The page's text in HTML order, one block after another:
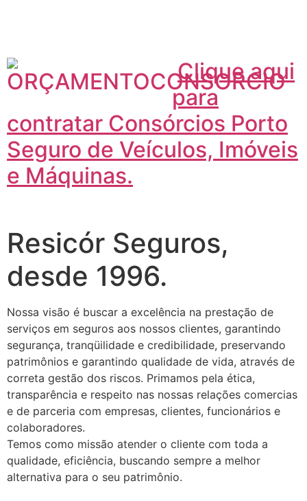
Clique aqui
para
contratar Consórcios Porto
Seguro de Veículos, Imóveis
e Máquinas.
Resicór Seguros,
desde 1996.
Nossa visão é buscar a excelência na prestação de
serviços em seguros aos nossos clientes, garantindo
segurança, tranqüilidade e credibilidade, preservando
patrimônios e garantindo qualidade de vida, através de
correta gestão dos riscos. Primamos pela ética,
transparência e respeito nas nossas relações comercias
e de parceria com empresas, clientes, funcionários e
colaboradores.
Temos como missão atender o cliente com toda a
qualidade, eficiência, buscando sempre a melhor
alternativa para o seu patrimônio.